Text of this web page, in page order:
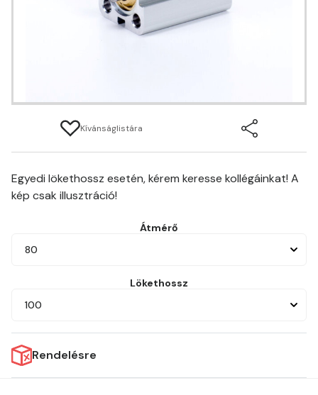
Kívánságlistára
Egyedi lökethossz esetén, kérem keresse kollégáinkat! A
kép csak illusztráció!
Átmérő
80
Lökethossz
100
Rendelésre